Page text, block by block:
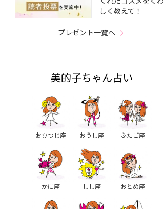
しく教えて！
プレゼント一覧へ
美的子ちゃん占い
おひつじ座 おうし座 ふたご座
かに座 しし座 おとめ座